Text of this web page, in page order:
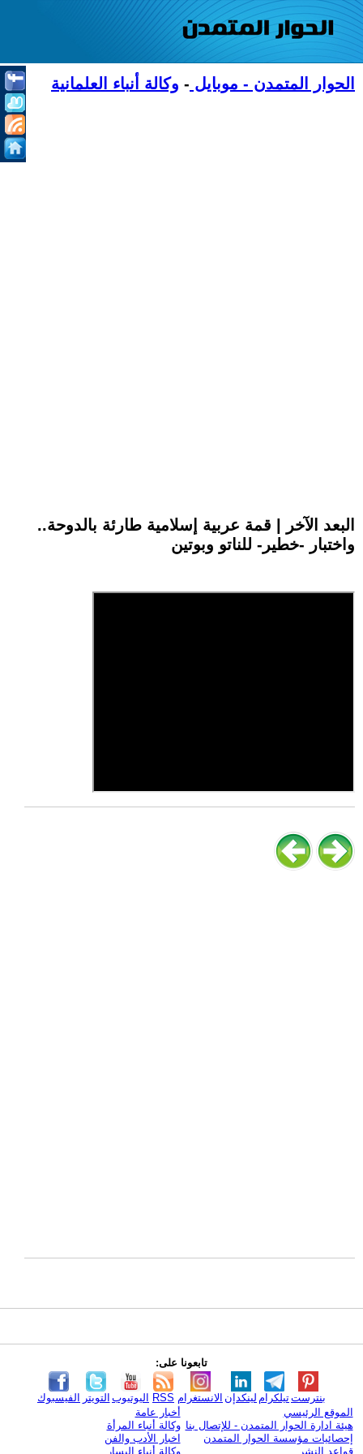
الحوار المتمدن - موبايل - وكالة أنباء العلمانية
البعد الآخر | قمة عربية إسلامية طارئة بالدوحة..
واختبار -خطير- للناتو وبوتين
تابعونا على:
الفيسبوك التويتر اليوتيوب RSS الانستغرام لينكدإن تيلكرامبنترست
الموقع الرئيسي
هيئة ادارة الحوار المتمدن - للإتصال بنا
إحصائيات مؤسسة الحوار المتمدن
قواعد النشر
أخبار عامة
وكالة أنباء المرأة
اخبار الأدب والفن
وكالة أنباء اليسار